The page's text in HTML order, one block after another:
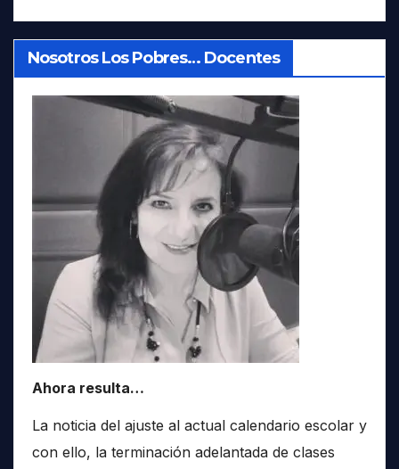
Nosotros Los Pobres… Docentes
Ahora resulta…
La noticia del ajuste al actual calendario escolar y
con ello, la terminación adelantada de clases